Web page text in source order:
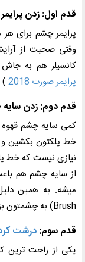
قدم اول: زدن
پرایمر چشم
وقتی صحبت از
کانسیلر هم به
پرایمر صورت 2018
)
قدم دوم: زدن
کمی سایه چشم
خط پلکتون بکشین و
نیازی نیست که خط
از سایه چشم هم
میشه. به همین
Brush) به چشمتون
قدم سوم:درشت
یکی از راحت ترین